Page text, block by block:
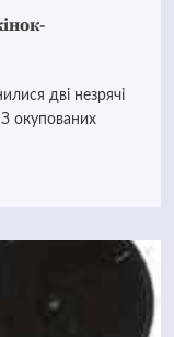
дві незрячі
окупованих